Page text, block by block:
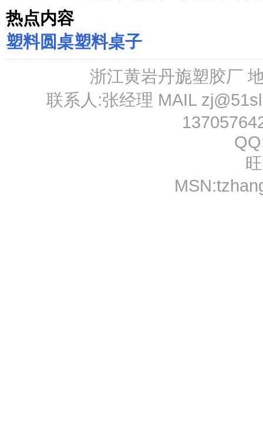
热点内容
塑料圆桌塑料桌子
浙江黄岩丹旎塑胶厂
联系人:张经理 MAIL
MSN: